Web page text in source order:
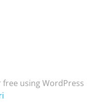
using WordPress